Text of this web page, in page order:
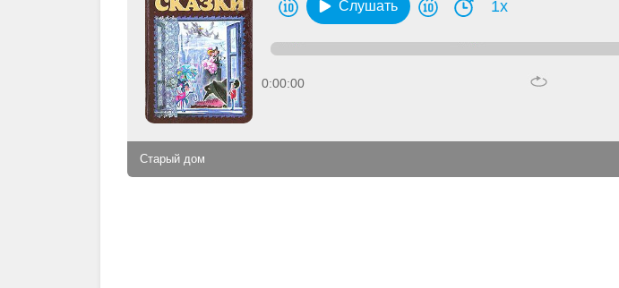
Слушать 1x
0:00:00
Старый дом